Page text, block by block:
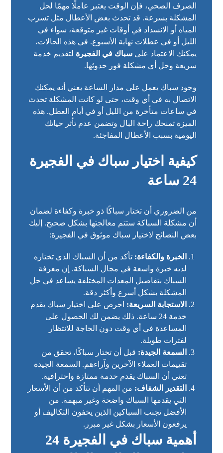
الصرف الصحي، فإن الوقت يعتبر عاملًا مهمًا لحل
المشكلة بسرعة. قد تحدث بعض الأعطال مثل تسرب
المياه أو الانسداد في أوقات غير متوقعة، سواء في
الليل أو في عطلات نهاية الأسبوع. في هذه الحالات،
يمكنك الاعتماد علىسباك في الفجيرة لتقديم خدمة
سريعة وحل أي مشكلة فور حدوثها.
وجود سباك يعمل على مدار الساعة يعني أنه يمكنك
الاتصال به في أي وقت، حتى لو كانت المشكلة تحدث
في ساعات متأخرة من الليل أو في أيام العطل. هذه
الميزة تمنحك راحة البال وتضمن عدم تأثر حياتك
اليومية بسبب الأعطال المفاجئة.
كيفية اختيار سباك في الفجيرة
24 ساعة
من الضروري أن تختار سباكًا ذو خبرة وكفاءة لضمان
أن مشكلة السباكة ستتم معالجتها بشكل صحيح. إليك
بعض النصائح لاختيار سباك موثوق في الفجيرة:
الخبرة والكفاءة: تأكد من أن السباك الذي تختاره
لديه خبرة واسعة في مجال السباكة. إن معرفة
السباك بتفاصيل المعدات المختلفة يساعد في حل
المشكلة بشكل أسرع وأكثر دقة.
الاستجابة السريعة: احرص على اختيار سباك يقدم
خدمة 24 ساعة. ذلك يضمن لك الحصول على
المساعدة في أي وقت دون الحاجة للانتظار
لفترات طويلة.
السمعة الجيدة: قبل أن تختار سباكًا، تحقق من
تقييمات العملاء الآخرين وآراءهم. السمعة الجيدة
تعني أن السباك يقدم خدمة ممتازة واحترافية.
التقدير الشفاف: من المهم أن تتأكد من أن الأسعار
التي يقدمها السباك واضحة وغير مبهمة. من
الأفضل تجنب السباكين الذين يخفون التكاليف أو
يرفعون الأسعار بشكل غير مبرر.
أهمية سباك في الفجيرة 24